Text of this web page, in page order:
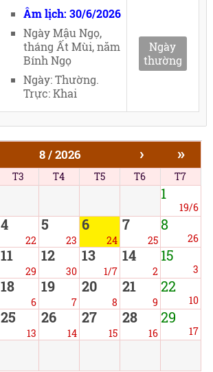
Âm lịch: 30/6/2026
Ngày Mậu Ngọ,
tháng Ất Mùi, năm
Bính Ngọ
Ngày: Thường.
Trực: Khai
Ngày
thường
8 / 2026 › »
T3 T4 T5 T6 T7
1
19/6
4
22
5
23
6
24
7
25
8
26
11
29
12
30
13
1/7
14
2
15
3
18
6
19
7
20
8
21
9
22
10
25
13
26
14
27
15
28
16
29
17